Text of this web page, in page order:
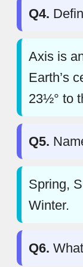
Q4.
Axis is
Earth’s
23½° to
Q5.
Spring,
Winter.
Q6.